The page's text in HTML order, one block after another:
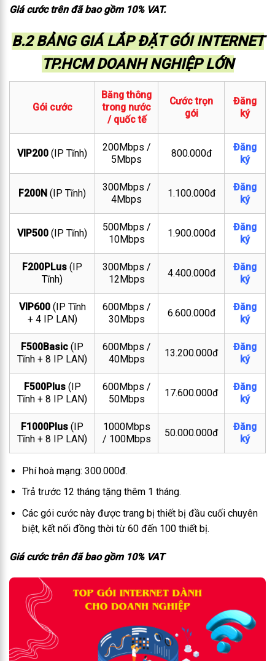
Giá cước trên đã bao gồm 10% VAT.
B.2 BẢNG GIÁ LẮP ĐẶT GÓI INTERNET
TP.HCM DOANH NGHIỆP LỚN
Gói cước
Băng thông
trong nước
/ quốc tế
Cước trọn
gói
Đăng
ký
VIP200 (IP Tĩnh)
200Mbps /
5Mbps
800.000đ
Đăng
ký
F200N (IP Tĩnh)
300Mbps /
4Mbps
1.100.000đ
Đăng
ký
VIP500 (IP Tĩnh)
500Mbps /
10Mbps
1.900.000đ
Đăng
ký
F200PLus (IP
Tĩnh)
300Mbps /
12Mbps
4.400.000đ
Đăng
ký
VIP600(IP Tĩnh
+ 4 IP LAN)
600Mbps /
30Mbps
6.600.000đ
Đăng
ký
F500Basic (IP
Tĩnh + 8 IP LAN)
600Mbps /
40Mbps
13.200.000đ
Đăng
ký
F500Plus(IP
Tĩnh + 8 IP LAN)
600Mbps /
50Mbps
17.600.000đ
Đăng
ký
F1000Plus (IP
Tĩnh + 8 IP LAN)
1000Mbps
/ 100Mbps
50.000.000đ
Đăng
ký
Phí hoà mạng: 300.000đ.
Trả trước 12 tháng tặng thêm 1 tháng.
Các gói cước này được trang bị thiết bị đầu cuối chuyên
biệt, kết nối đồng thời từ 60 đến 100 thiết bị.
Giá cước trên đã bao gồm 10% VAT